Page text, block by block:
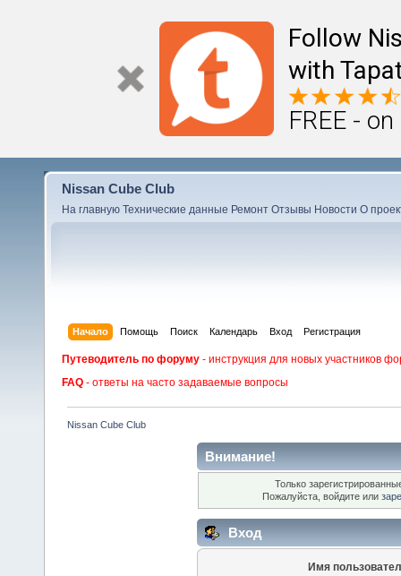
Follow
with
FREE -
Nissan Cube Club
На главную Технические данные Ремонт Отзывы Новости О
Начало Помощь Поиск Календарь Вход Регистрация
Путеводитель по форуму - инструкция для новых участников
FAQ - ответы на часто задаваемые вопросы
Nissan Cube Club
Внимание!
Только
Пожалуйста, войдите или
Вход
Имя